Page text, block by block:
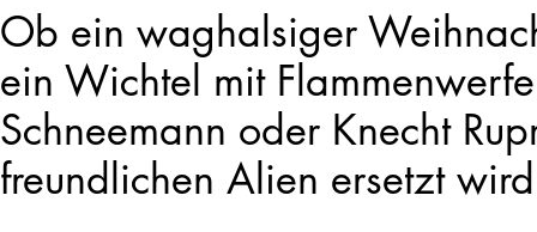
Ob ein waghalsiger
ein Wichtel mit
Schneemann oder Knecht
freundlichen Alien ersetzt